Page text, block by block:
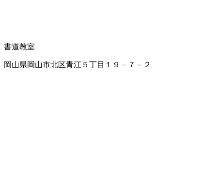
書道教室
岡山県岡山市北区青江５丁目１９－７－２